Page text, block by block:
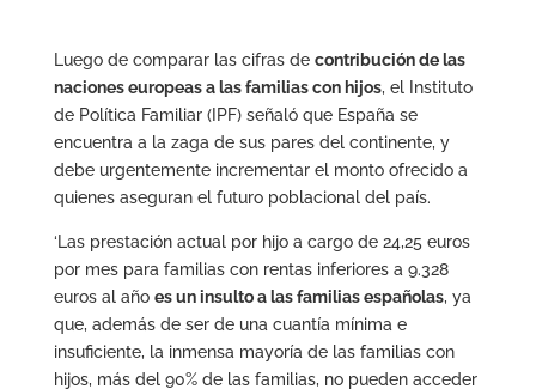
Luego de comparar las cifras de contribución de las
naciones europeas a las familias con hijos, el Instituto
de Política Familiar (IPF) señaló que España se
encuentra a la zaga de sus pares del continente, y
debe urgentemente incrementar el monto ofrecido a
quienes aseguran el futuro poblacional del país.
‘Las prestación actual por hijo a cargo de 24,25 euros
por mes para familias con rentas inferiores a 9.328
euros al año es un insulto a las familias españolas, ya
que, además de ser de una cuantía mínima e
insuficiente, la inmensa mayoría de las familias con
hijos, más del 90% de las familias, no pueden acceder